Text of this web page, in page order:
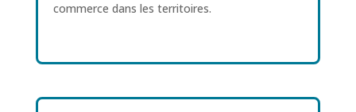
commerce dans les territoires.